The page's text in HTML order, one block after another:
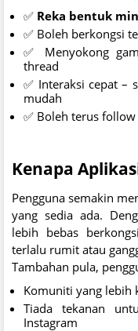
✅ Reka bentuk
✅ Boleh berkongsi
✅ Menyokong
thread
✅ Interaksi cepat –
mudah
✅ Boleh terus
Kenapa
Pengguna semakin
yang sedia ada.
lebih bebas
terlalu rumit atau
Tambahan pula,
Komuniti yang lebih
Tiada tekanan
Instagram